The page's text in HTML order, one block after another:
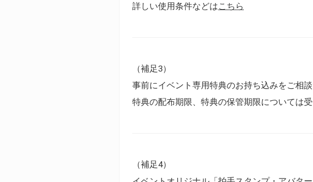
詳しい使用条件などはこちら
（補足3）
事前にイベント専用特典のお持ち込みをご相
特典の配布期限、特典の保管期限については
（補足4）